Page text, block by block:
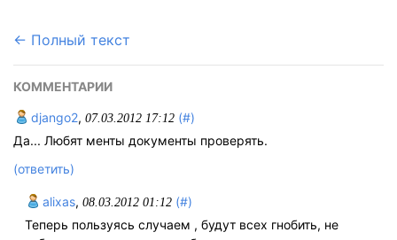
← Полный текст
КОММЕНТАРИИ
django2, 07.03.2012 17:12 (#)
Да... Любят менты документы проверять.
(ответить)
alixas, 08.03.2012 01:12 (#)
Теперь пользуясь случаем , будут всех гнобить, не